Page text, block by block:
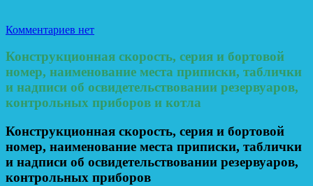
Комментариев нет
Конструкционная скорость, серия и бортовой
номер, наименование места приписки, таблички
и надписи об освидетельствовании резервуаров,
контрольных приборов и котла
Конструкционная скорость, серия и бортовой
номер, наименование места приписки, таблички
и надписи об освидетельствовании резервуаров,
контрольных приборов